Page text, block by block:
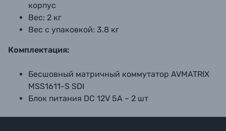
корпус
Вес: 2 кг
Вес с упаковкой: 3.8 кг
Комплектация:
Бесшовный матричный коммутатор AVMATRIX
MSS1611-S SDI
Блок питания DC 12V 5A – 2 шт